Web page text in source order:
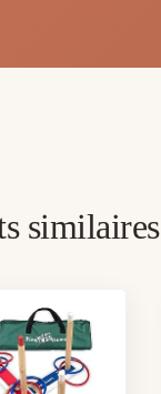
similaires